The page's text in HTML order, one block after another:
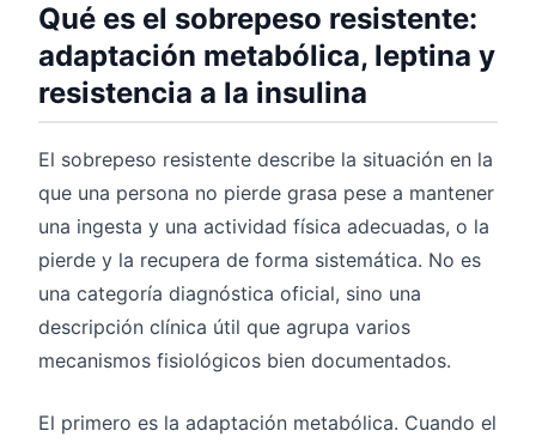
Qué es el sobrepeso resistente:
adaptación metabólica, leptina y
resistencia a la insulina
El sobrepeso resistente describe la situación en la
que una persona no pierde grasa pese a mantener
una ingesta y una actividad física adecuadas, o la
pierde y la recupera de forma sistemática. No es
una categoría diagnóstica oficial, sino una
descripción clínica útil que agrupa varios
mecanismos fisiológicos bien documentados.
El primero es la adaptación metabólica. Cuando el